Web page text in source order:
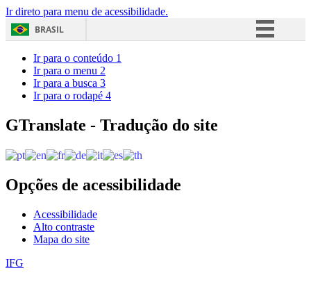
Ir direto para menu de acessibilidade.
BRASIL
Acesso à informação
Ir para o conteúdo 1
Ir para o menu 2
Ir para a busca 3
Ir para o rodapé 4
GTranslate - Tradução do site
Opções de acessibilidade
Acessibilidade
Alto contraste
Mapa do site
IFG